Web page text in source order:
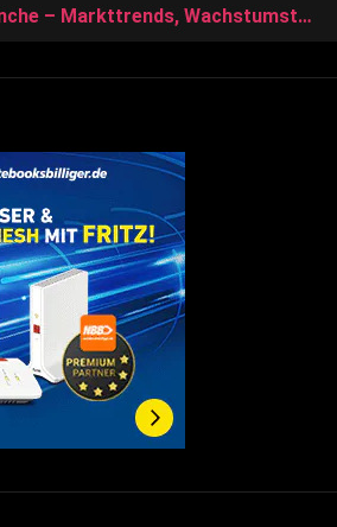
Aviation IoT-Branche – Markttrends, Wachstumstreiber und zukünftige Möglichkeiten